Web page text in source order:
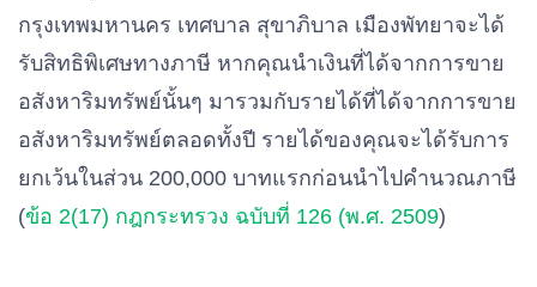
กรุงเทพมหานคร เทศบาล สุขาภิบาล เมืองพัทยาจะได้
รับสิทธิพิเศษทางภาษี หากคุณนำเงินที่ได้จากการขาย
อสังหาริมทรัพย์นั้นๆ มารวมกับรายได้ที่ได้จากการขาย
อสังหาริมทรัพย์ตลอดทั้งปี รายได้ของคุณจะได้รับการ
ยกเว้นในส่วน 200,000 บาทแรกก่อนนำไปคำนวณภาษี
(ข้อ 2(17) กฎกระทรวง ฉบับที่ 126 (พ.ศ. 2509)